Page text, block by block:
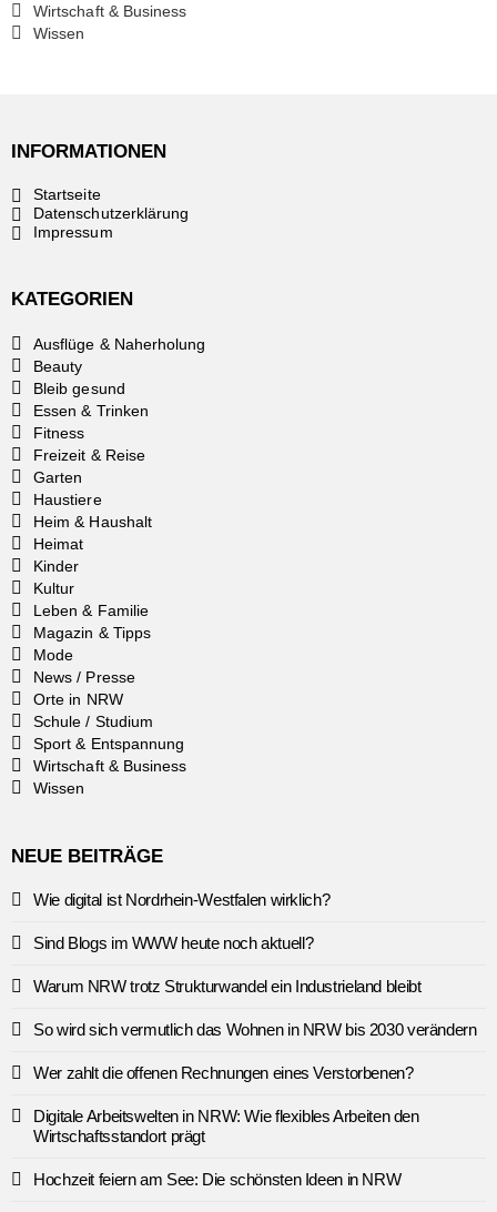
Wirtschaft & Business
Wissen
INFORMATIONEN
Startseite
Datenschutzerklärung
Impressum
KATEGORIEN
Ausflüge & Naherholung
Beauty
Bleib gesund
Essen & Trinken
Fitness
Freizeit & Reise
Garten
Haustiere
Heim & Haushalt
Heimat
Kinder
Kultur
Leben & Familie
Magazin & Tipps
Mode
News / Presse
Orte in NRW
Schule / Studium
Sport & Entspannung
Wirtschaft & Business
Wissen
NEUE BEITRÄGE
Wie digital ist Nordrhein-Westfalen wirklich?
Sind Blogs im WWW heute noch aktuell?
Warum NRW trotz Strukturwandel ein Industrieland bleibt
So wird sich vermutlich das Wohnen in NRW bis 2030 verändern
Wer zahlt die offenen Rechnungen eines Verstorbenen?
Digitale Arbeitswelten in NRW: Wie flexibles Arbeiten den
Wirtschaftsstandort prägt
Hochzeit feiern am See: Die schönsten Ideen in NRW